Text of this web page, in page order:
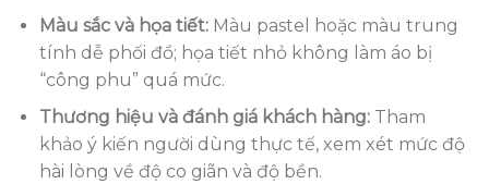
Màu sắc và họa tiết:Màu pastel hoặc màu trung
tính dễ phối đồ; họa tiết nhỏ không làm áo bị
“công phu” quá mức.
Thương hiệu và đánh giá khách hàng:Tham
khảo ý kiến người dùng thực tế, xem xét mức độ
hài lòng về độ co giãn và độ bền.